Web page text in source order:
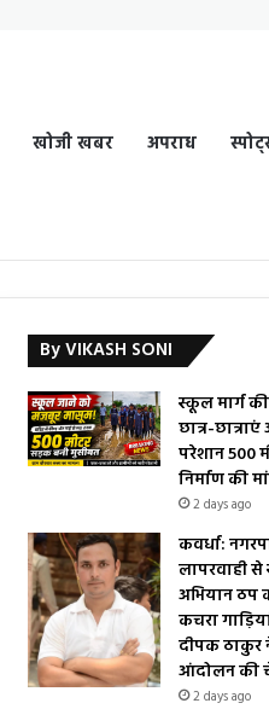
खोजी खबर अपराध
By VIKASH SONI
स्कूल मार्ग
छात्र-
परेशान 500
निर्माण की
2 days ago
कवर्धा:
लापरवाही से
अभियान ठप
कचरा
दीपक ठाकुर
आंदोलन की
2 days ago